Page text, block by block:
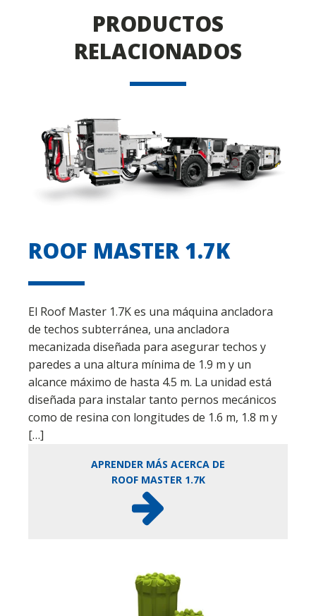
PRODUCTOS
RELACIONADOS
ROOF MASTER 1.7K
El Roof Master 1.7K es una máquina ancladora
de techos subterránea, una ancladora
mecanizada diseñada para asegurar techos y
paredes a una altura mínima de 1.9 m y un
alcance máximo de hasta 4.5 m. La unidad está
diseñada para instalar tanto pernos mecánicos
como de resina con longitudes de 1.6 m, 1.8 m y
[…]
APRENDER MÁS ACERCA DE
ROOF MASTER 1.7K